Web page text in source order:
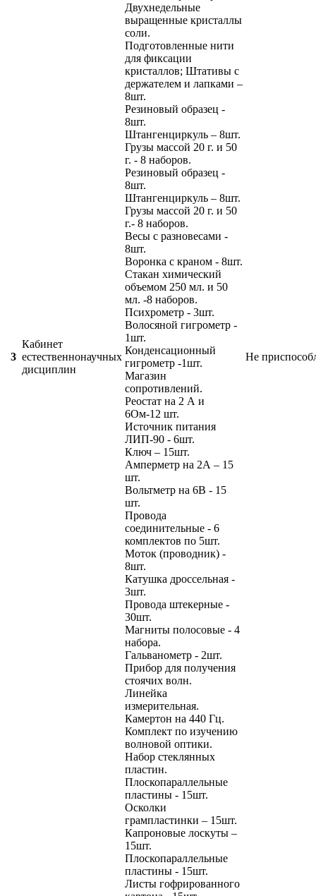
3
Кабинет
естественнонаучных
дисциплин
Двухнедельные
выращенные кристаллы
соли.
Подготовленные нити
для фиксации
кристаллов; Штативы с
держателем и лапками –
8шт.
Резиновый образец -
8шт.
Штангенциркуль – 8шт.
Грузы массой 20 г. и 50
г. - 8 наборов.
Резиновый образец -
8шт.
Штангенциркуль – 8шт.
Грузы массой 20 г. и 50
г.- 8 наборов.
Весы с разновесами -
8шт.
Воронка с краном - 8шт.
Стакан химический
объемом 250 мл. и 50
мл. -8 наборов.
Психрометр - 3шт.
Волосяной гигрометр -
1шт.
Конденсационный
гигрометр -1шт.
Магазин
сопротивлений.
Реостат на 2 А и
6Ом-12 шт.
Источник питания
ЛИП-90 - 6шт.
Ключ – 15шт.
Амперметр на 2А – 15
шт.
Вольтметр на 6В - 15
шт.
Провода
соединительные - 6
комплектов по 5шт.
Моток (проводник) -
8шт.
Катушка дроссельная -
3шт.
Провода штекерные -
30шт.
Магниты полосовые - 4
набора.
Гальванометр - 2шт.
Прибор для получения
стоячих волн.
Линейка
измерительная.
Камертон на 440 Гц.
Комплект по изучению
волновой оптики.
Набор стеклянных
пластин.
Плоскопараллельные
пластины - 15шт.
Осколки
грампластинки – 15шт.
Капроновые лоскуты –
15шт.
Плоскопараллельные
пластины - 15шт.
Листы гофрированного
Не